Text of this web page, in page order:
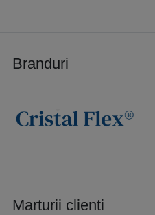
Branduri
Marturii clienti